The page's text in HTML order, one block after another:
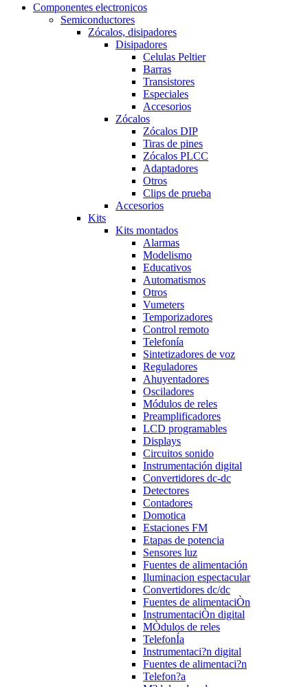
Componentes electronicos
Semiconductores
Zócalos, disipadores
Disipadores
Celulas Peltier
Barras
Transistores
Especiales
Accesorios
Zócalos
Zócalos DIP
Tiras de pines
Zócalos PLCC
Adaptadores
Otros
Clips de prueba
Accesorios
Kits
Kits montados
Alarmas
Modelismo
Educativos
Automatismos
Otros
Vumeters
Temporizadores
Control remoto
Telefonía
Sintetizadores de voz
Reguladores
Ahuyentadores
Osciladores
Módulos de reles
Preamplificadores
LCD programables
Displays
Circuitos sonido
Instrumentación digital
Convertidores dc-dc
Detectores
Contadores
Domotica
Estaciones FM
Etapas de potencia
Sensores luz
Fuentes de alimentación
Iluminacion espectacular
Convertidores dc/dc
Fuentes de alimentaciÒn
InstrumentaciÒn digital
MÒdulos de reles
TelefonÍa
Instrumentaci?n digital
Fuentes de alimentaci?n
Telefon?a